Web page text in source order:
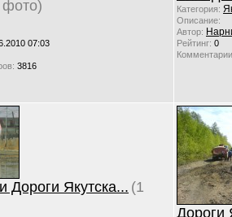
фото)
07:03
3816
Категория:
Описание:
Автор:
Рейтинг: 0
Дороги Якутска... (1
Дороги